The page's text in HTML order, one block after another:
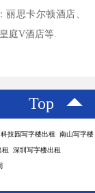
思卡尔顿酒店、
庭V酒店等.
Top
技园写字楼出租 南山写字楼
租 深圳写字楼出租